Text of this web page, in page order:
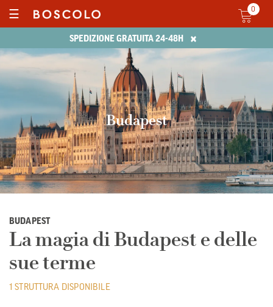
SPEDIZIONE GRATUITA 24-48H ×
☰ 0
Budapest
BUDAPEST
La magia di Budapest e delle
sue terme
1 STRUTTURA DISPONIBILE